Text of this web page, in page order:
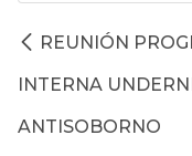
REUNIÓN
INTERNA
ANTISOBORNO